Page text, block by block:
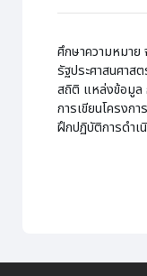
ศึกษาความหมาย
รัฐประศาสนศาส
สถิติ แหล่งข้อมูล
การเขียนโครงก
ฝึกปฏิบัติการดำเ